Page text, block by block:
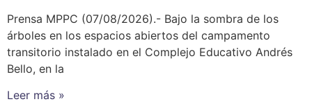
Prensa MPPC (07/08/2026).- Bajo la sombra de los
árboles en los espacios abiertos del campamento
transitorio instalado en el Complejo Educativo Andrés
Bello, en la
Leer más »